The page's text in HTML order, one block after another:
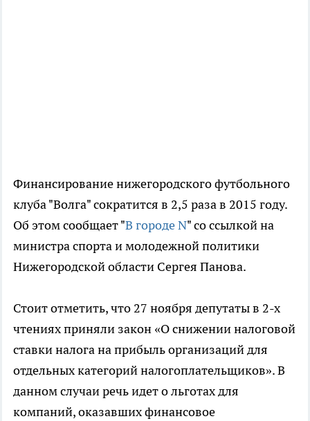
Финансирование нижегородского футбольного
клуба "Волга" сократится в 2,5 раза в 2015 году.
Об этом сообщает "В городе N" со ссылкой на
министра спорта и молодежной политики
Нижегородской области Сергея Панова.
Стоит отметить, что 27 ноября депутаты в 2-х
чтениях приняли закон «О снижении налоговой
ставки налога на прибыль организаций для
отдельных категорий налогоплательщиков». В
данном случаи речь идет о льготах для
компаний, оказавших финансовое